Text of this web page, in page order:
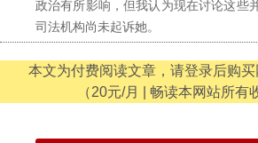
政治有所影响，但我认为现在讨论这些
司法机构尚未起诉她。
本文为付费阅读文章，请登录后购
（20元/月 | 畅读本网站所有